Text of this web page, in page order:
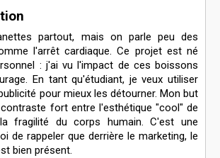
partout, mais on parle peu des
l'arrêt cardiaque. Ce projet est né
: j'ai vu l'impact de ces boissons
En tant qu'étudiant, je veux utiliser
pour mieux les détourner. Mon but
fort entre l'esthétique "cool" de
fragilité du corps humain. C'est une
de rappeler que derrière le marketing, le
bien présent.